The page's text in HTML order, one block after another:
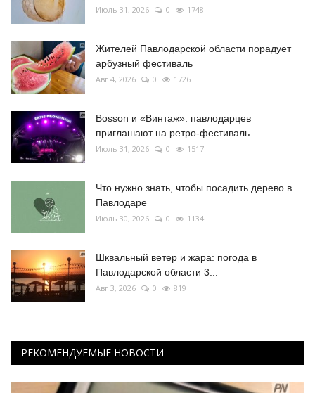
Июль 31, 2026 0 1748
Жителей Павлодарской области порадует
арбузный фестиваль
Авг 4, 2026 0 1726
Bosson и «Винтаж»: павлодарцев
приглашают на ретро-фестиваль
Июль 31, 2026 0 1517
Что нужно знать, чтобы посадить дерево в
Павлодаре
Июль 30, 2026 0 1134
Шквальный ветер и жара: погода в
Павлодарской области 3...
Авг 3, 2026 0 819
РЕКОМЕНДУЕМЫЕ НОВОСТИ